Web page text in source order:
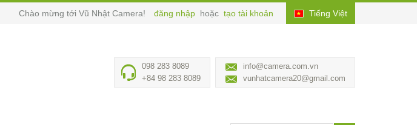
Tiếng Việt
Chào mừng tới Vũ Nhật Camera! đăng nhập hoặc tạo tài khoản
info@camera.com.vn
vunhatcamera20@gmail.com
098 283 8089
+84 98 283 8089